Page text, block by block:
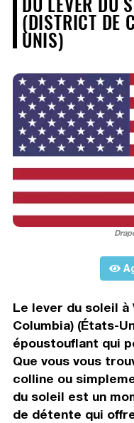
(DISTRICT DE
UNIS)
Le lever du soleil
Columbia) (États-
époustouflant qui
Que vous vous
colline ou
du soleil est un
de détente qui